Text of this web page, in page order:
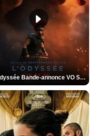
L'Odyssée Bande-annonce VO STFR